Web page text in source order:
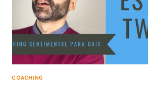
COACHING